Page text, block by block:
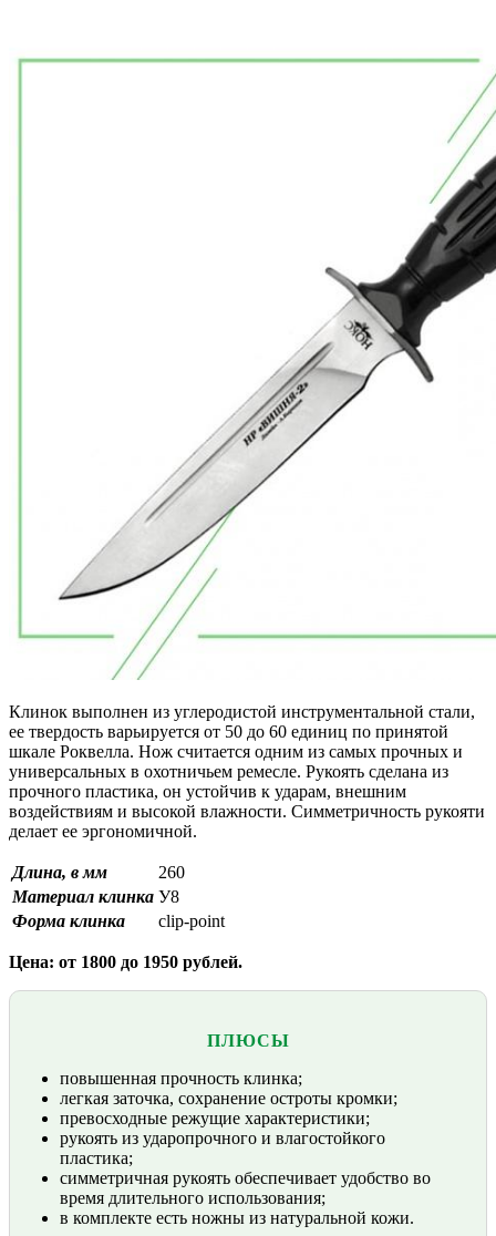
Клинок выполнен из углеродистой инструментальной стали,
ее твердость варьируется от 50 до 60 единиц по принятой
шкале Роквелла. Нож считается одним из самых прочных и
универсальных в охотничьем ремесле. Рукоять сделана из
прочного пластика, он устойчив к ударам, внешним
воздействиям и высокой влажности. Симметричность рукояти
делает ее эргономичной.
Длина, в мм
260
Материал клинка У8
Форма клинка
clip-point
Цена: от 1800 до 1950 рублей.
ПЛЮСЫ
повышенная прочность клинка;
легкая заточка, сохранение остроты кромки;
превосходные режущие характеристики;
рукоять из ударопрочного и влагостойкого
пластика;
симметричная рукоять обеспечивает удобство во
время длительного использования;
в комплекте есть ножны из натуральной кожи.